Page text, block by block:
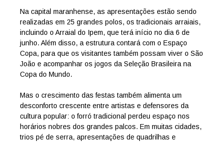
Na capital maranhense, as apresentações estão sendo
realizadas em 25 grandes polos, os tradicionais arraiais,
incluindo o Arraial do Ipem, que terá início no dia 6 de
junho. Além disso, a estrutura contará com o Espaço
Copa, para que os visitantes também possam viver o São
João e acompanhar os jogos da Seleção Brasileira na
Copa do Mundo.
Mas o crescimento das festas também alimenta um
desconforto crescente entre artistas e defensores da
cultura popular: o forró tradicional perdeu espaço nos
horários nobres dos grandes palcos. Em muitas cidades,
trios pé de serra, apresentações de quadrilhas e